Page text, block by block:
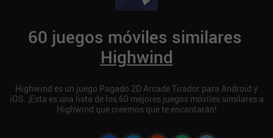
60 juegos móviles similares
Highwind
Highwind es un juego Pagado 2D Arcade Tirador para Android y
iOS. ¡Esta es una lista de los 60 mejores juegos móviles similares a
Highwind que creemos que te encantarán!